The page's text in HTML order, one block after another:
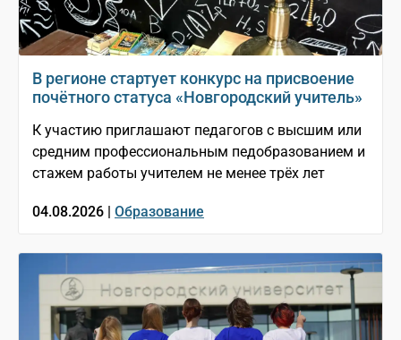
В регионе стартует конкурс на присвоение
почётного статуса «Новгородский учитель»
К участию приглашают педагогов с высшим или
средним профессиональным педобразованием и
стажем работы учителем не менее трёх лет
04.08.2026 | Образование